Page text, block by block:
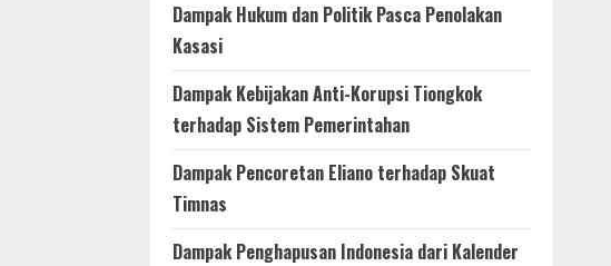
Dampak Hukum dan Politik Pasca Penolakan
Kasasi
Dampak Kebijakan Anti-Korupsi Tiongkok
terhadap Sistem Pemerintahan
Dampak Pencoretan Eliano terhadap Skuat
Timnas
Dampak Penghapusan Indonesia dari Kalender